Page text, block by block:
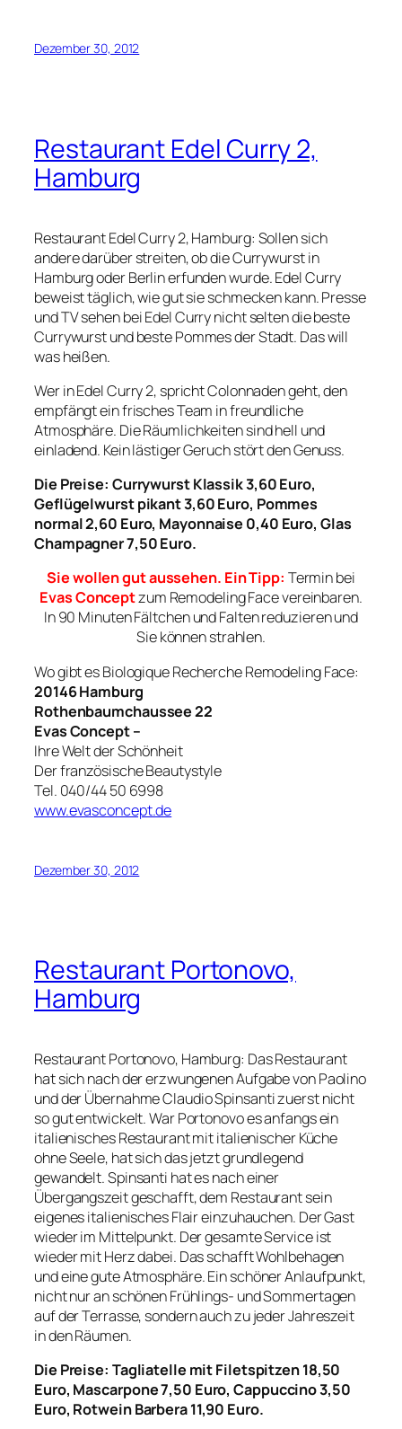
Dezember 30, 2012
Restaurant Edel Curry 2,
Hamburg
Restaurant Edel Curry 2, Hamburg: Sollen sich
andere darüber streiten, ob die Currywurst in
Hamburg oder Berlin erfunden wurde. Edel Curry
beweist täglich, wie gut sie schmecken kann. Presse
und TV sehen bei Edel Curry nicht selten die beste
Currywurst und beste Pommes der Stadt. Das will
was heißen.
Wer in Edel Curry 2, spricht Colonnaden geht, den
empfängt ein frisches Team in freundliche
Atmosphäre. Die Räumlichkeiten sind hell und
einladend. Kein lästiger Geruch stört den Genuss.
Die Preise: Currywurst Klassik 3,60 Euro,
Geflügelwurst pikant 3,60 Euro, Pommes
normal 2,60 Euro, Mayonnaise 0,40 Euro, Glas
Champagner 7,50 Euro.
Sie wollen gut aussehen. Ein Tipp: Termin bei
Evas Conceptzum Remodeling Face vereinbaren.
In 90 Minuten Fältchen und Falten reduzieren und
Sie können strahlen.
Wo gibt es Biologique Recherche Remodeling Face:
20146 Hamburg
Rothenbaumchaussee 22
Evas Concept –
Ihre Welt der Schönheit
Der französische Beautystyle
Tel. 040/44 50 6998
www.evasconcept.de
Dezember 30, 2012
Restaurant Portonovo,
Hamburg
Restaurant Portonovo, Hamburg: Das Restaurant
hat sich nach der erzwungenen Aufgabe von Paolino
und der Übernahme Claudio Spinsanti zuerst nicht
so gut entwickelt. War Portonovo es anfangs ein
italienisches Restaurant mit italienischer Küche
ohne Seele, hat sich das jetzt grundlegend
gewandelt. Spinsanti hat es nach einer
Übergangszeit geschafft, dem Restaurant sein
eigenes italienisches Flair einzuhauchen. Der Gast
wieder im Mittelpunkt. Der gesamte Service ist
wieder mit Herz dabei. Das schafft Wohlbehagen
und eine gute Atmosphäre. Ein schöner Anlaufpunkt,
nicht nur an schönen Frühlings- und Sommertagen
auf der Terrasse, sondern auch zu jeder Jahreszeit
in den Räumen.
Die Preise: Tagliatelle mit Filetspitzen 18,50
Euro, Mascarpone 7,50 Euro, Cappuccino 3,50
Euro, Rotwein Barbera 11,90 Euro.